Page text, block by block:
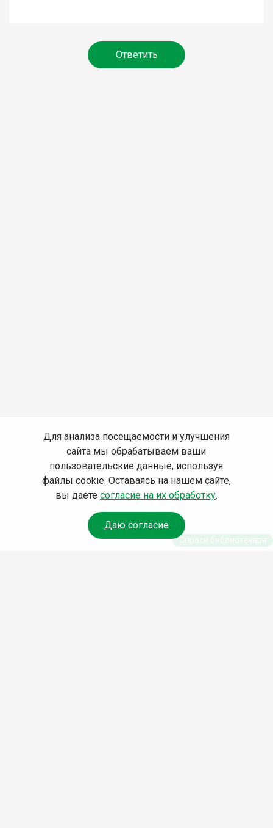
Ответить
Для анализа посещаемости и улучшения
сайта мы обрабатываем ваши
пользовательские данные, используя
файлы cookie. Оставаясь на нашем сайте,
вы даете согласие на их обработку.
Даю согласие
Спроси библиотекаря